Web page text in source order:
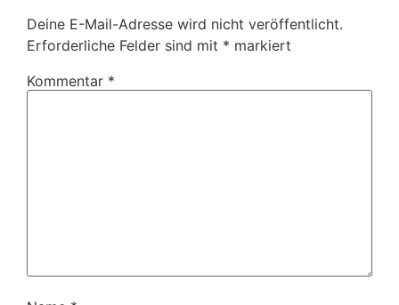
Deine E-Mail-Adresse wird nicht veröffentlicht.
Erforderliche Felder sind mit * markiert
Kommentar *